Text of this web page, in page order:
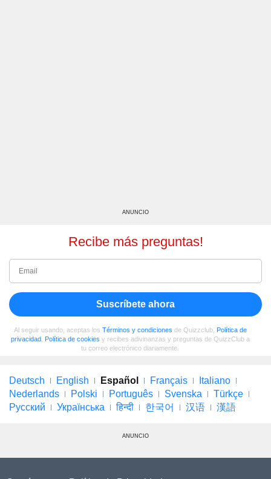
ANUNCIO
Recibe más preguntas!
Suscríbete ahora
Al seguir usando, aceptas los Términos y condiciones de Quizzclub,
Política de
privacidad
Política de cookies y recibes adivinanzas y preguntas de QuizzClub a
tu correo electrónico diariamente.
Deutsch English Español Français
Italiano
Nederlands
Polski Português Svenska
Türkçe
Русский
Українська हिन्दी 한국어 汉语 漢語
ANUNCIO